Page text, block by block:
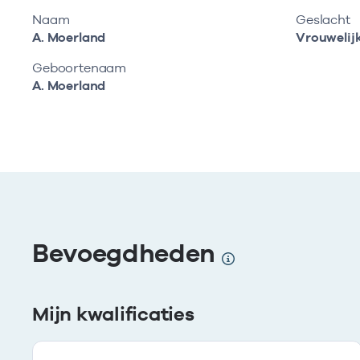
Naam
A. Moerland
Geboortenaam
A. Moerland
Geslacht
Bevoegdheden
Mijn kwalificaties